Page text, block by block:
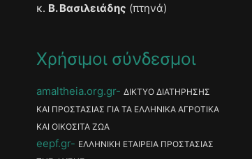
κ. Β. Βασιλειάδης (πτηνά)
Χρήσιμοι σύνδεσμοι
amaltheia.org.gr
ΔΙΚΤΥΟ ΔΙΑΤΗΡΗΣΗΣ
ΚΑΙ ΠΡΟΣΤΑΣΙΑΣ ΓΙΑ ΤΑ ΕΛΛΗΝΙΚΑ ΑΓΡΟΤΙΚΑ
ΚΑΙ ΟΙΚΟΣΙΤΑ ΖΩΑ
eepf.gr
ΕΛΛΗΝΙΚΗ ΕΤΑΙΡΕΙΑ ΠΡΟΣΤΑΣΙΑΣ